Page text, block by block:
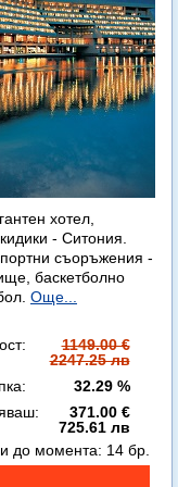
хотел,
- Ситония.
съоръжения -
баскетболно
Още...
1149.00 €
2247.25 лв
32.29 %
371.00 €
725.61 лв
до момента: 14 бр.